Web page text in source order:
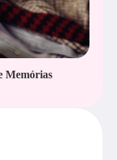
Memórias